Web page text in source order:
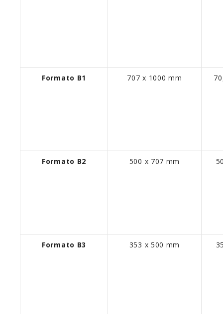
Formato B1 707 x 1000 mm
Formato B2 500 x 707 mm
Formato B3 353 x 500 mm